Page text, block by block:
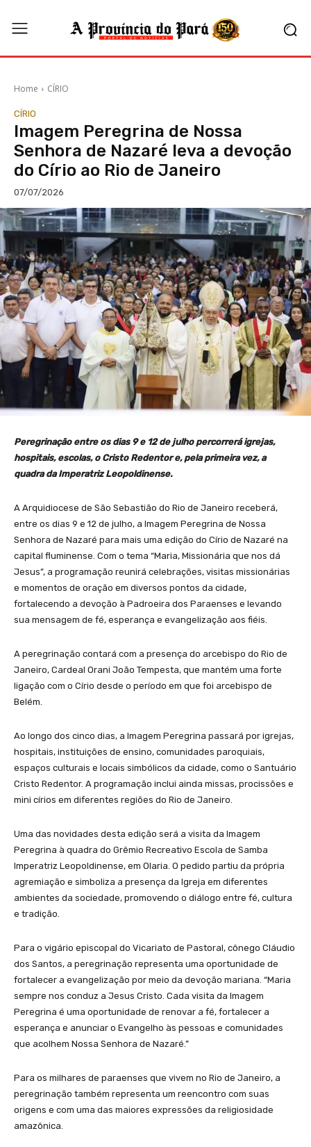
Home CÍRIO
CÍRIO
Imagem Peregrina de Nossa
Senhora de Nazaré leva a devoção
do Círio ao Rio de Janeiro
07/07/2026
Peregrinação entre os dias 9 e 12 de julho percorrerá igrejas,
hospitais, escolas, o Cristo Redentor e, pela primeira vez, a
quadra da Imperatriz Leopoldinense.
A Arquidiocese de São Sebastião do Rio de Janeiro receberá,
entre os dias 9 e 12 de julho, a Imagem Peregrina de Nossa
Senhora de Nazaré para mais uma edição do Círio de Nazaré na
capital fluminense. Com o tema “Maria, Missionária que nos dá
Jesus”, a programação reunirá celebrações, visitas missionárias
e momentos de oração em diversos pontos da cidade,
fortalecendo a devoção à Padroeira dos Paraenses e levando
sua mensagem de fé, esperança e evangelização aos fiéis.
A peregrinação contará com a presença do arcebispo do Rio de
Janeiro, Cardeal Orani João Tempesta, que mantém uma forte
ligação com o Círio desde o período em que foi arcebispo de
Belém.
Ao longo dos cinco dias, a Imagem Peregrina passará por igrejas,
hospitais, instituições de ensino, comunidades paroquiais,
espaços culturais e locais simbólicos da cidade, como o Santuário
Cristo Redentor. A programação inclui ainda missas, procissões e
mini círios em diferentes regiões do Rio de Janeiro.
Uma das novidades desta edição será a visita da Imagem
Peregrina à quadra do Grêmio Recreativo Escola de Samba
Imperatriz Leopoldinense, em Olaria. O pedido partiu da própria
agremiação e simboliza a presença da Igreja em diferentes
ambientes da sociedade, promovendo o diálogo entre fé, cultura
e tradição.
Para o vigário episcopal do Vicariato de Pastoral, cônego Cláudio
dos Santos, a peregrinação representa uma oportunidade de
fortalecer a evangelização por meio da devoção mariana. “Maria
sempre nos conduz a Jesus Cristo. Cada visita da Imagem
Peregrina é uma oportunidade de renovar a fé, fortalecer a
esperança e anunciar o Evangelho às pessoas e comunidades
que acolhem Nossa Senhora de Nazaré.”
Para os milhares de paraenses que vivem no Rio de Janeiro, a
peregrinação também representa um reencontro com suas
origens e com uma das maiores expressões da religiosidade
amazônica.